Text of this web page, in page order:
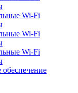
Wi-Fi
Wi-Fi
Wi-Fi